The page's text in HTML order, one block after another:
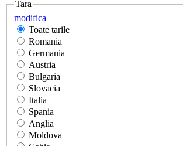
modifica
Tara
Toate tarile
Romania
Germania
Austria
Bulgaria
Slovacia
Italia
Spania
Anglia
Moldova